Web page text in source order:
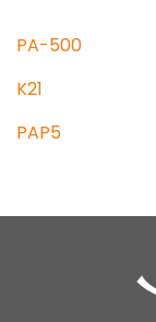
PA-500
K21
PAP5